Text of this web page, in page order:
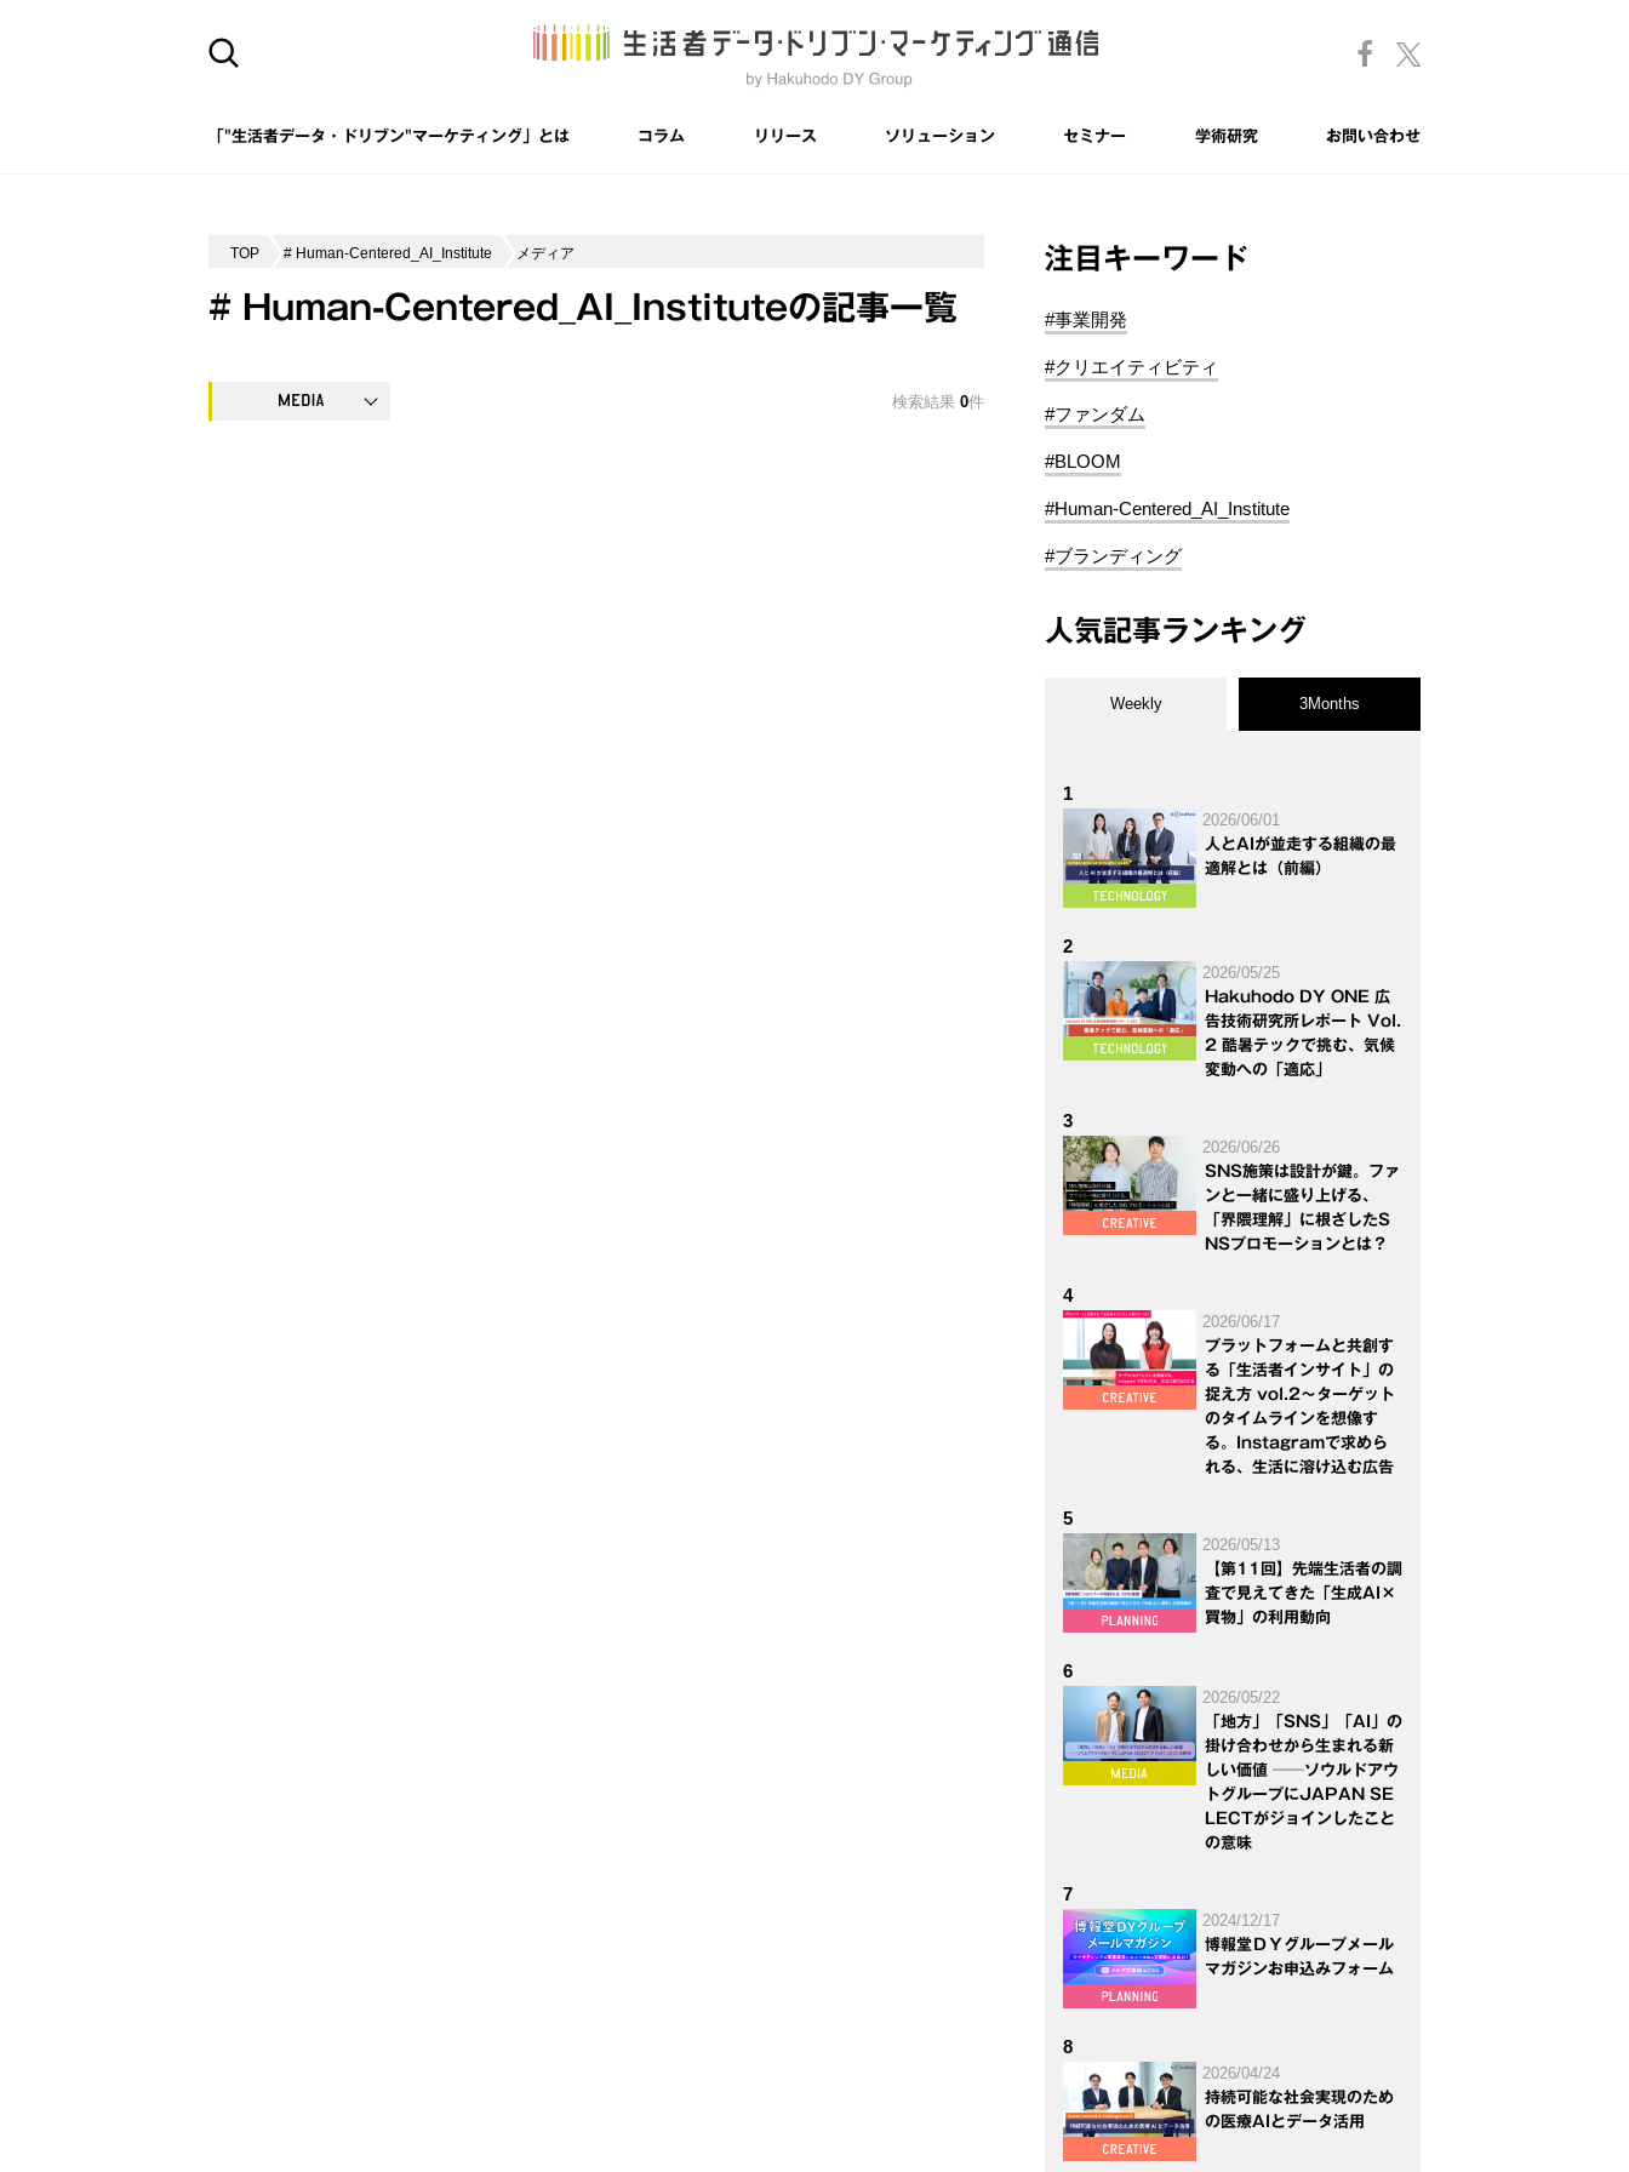
「"生活者データ・ドリブン"マーケティング」とは コラム リリース ソリューション セミナー 学術研究 お問い合わせ
TOP # Human-Centered_AI_Institute メディア
# Human-Centered_AI_Instituteの記事一覧
検索結果 0件
注目キーワード
#事業開発
#クリエイティビティ
#ファンダム
#BLOOM
#Human-Centered_AI_Institute
#ブランディング
人気記事ランキング
Weekly 3Months
1
2026/06/01
人とAIが並走する組織の最
適解とは（前編）
2
2026/05/25
Hakuhodo DY ONE 広
告技術研究所レポート Vol.
2 酷暑テックで挑む、気候
変動への「適応」
3
2026/06/26
SNS施策は設計が鍵。ファ
ンと一緒に盛り上げる、
「界隈理解」に根ざしたS
NSプロモーションとは？
4
2026/06/17
プラットフォームと共創す
る「生活者インサイト」の
捉え方 vol.2～ターゲット
のタイムラインを想像す
る。Instagramで求めら
れる、生活に溶け込む広告
5
2026/05/13
【第11回】先端生活者の調
査で見えてきた「生成AI×
買物」の利用動向
6
2026/05/22
「地方」「SNS」「AI」の
掛け合わせから生まれる新
しい価値 ──ソウルドアウ
トグループにJAPAN SE
LECTがジョインしたこと
の意味
7
2024/12/17
博報堂ＤＹグループメール
マガジンお申込みフォーム
8
2026/04/24
持続可能な社会実現のため
の医療AIとデータ活用